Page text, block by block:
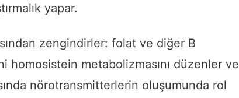
yapar.
zengindirler: folat ve diğer B
metabolizmasını düzenler ve
nörotransmitterlerin oluşumunda rol